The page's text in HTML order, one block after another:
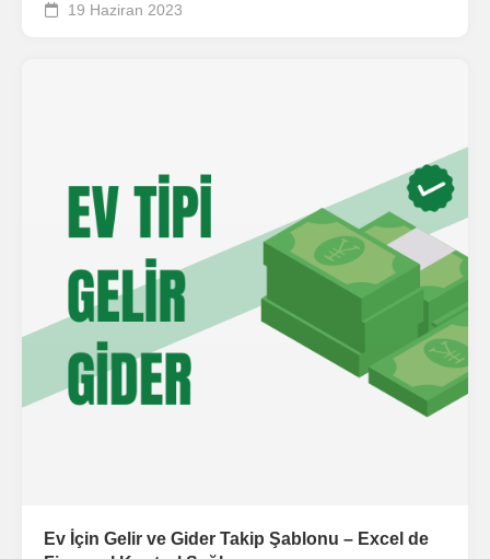
19 Haziran 2023
Ev İçin Gelir ve Gider Takip Şablonu – Excel de